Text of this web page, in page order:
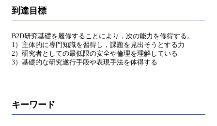
到達目標
B2D研究基礎を履修することにより，次の能力を修得する。
1）主体的に専門知識を習得し，課題を見出そうとする力
2）研究者としての最低限の安全や倫理を理解している
3）基礎的な研究遂行手段や表現手法を体得する
キーワード